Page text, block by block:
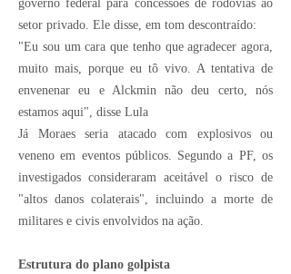
setor privado. Ele disse, em tom descontraído:
"Eu sou um cara que tenho que agradecer agora,
muito mais, porque eu tô vivo. A tentativa de
envenenar eu e Alckmin não deu certo, nós
estamos aqui", disse Lula
Já Moraes seria atacado com explosivos ou
veneno em eventos públicos. Segundo a PF, os
investigados consideraram aceitável o risco de
"altos danos colaterais", incluindo a morte de
militares e civis envolvidos na ação.
Estrutura do plano golpista